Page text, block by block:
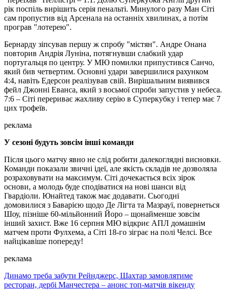
рік поспіль вирішить серія пенальті. Минулого разу Ман Сіті
сам пропустив від Арсенала на останніх хвилинах, а потім
програв "лотерею".
Бернарду зіпсував першу ж спробу "містян". Андре Онана
повторив Андрія Луніна, потягнувши слабкий удар
португальця по центру. У МЮ помилки припустився Санчо,
який бив четвертим. Основні удари завершилися рахунком
4:4, навіть Едерсон реалізував свій. Вирішальним виявився
фейл Джонні Еванса, який з восьмої спроби запустив у небеса.
7:6 – Сіті перериває жахливу серію в Суперкубку і тепер має 7
цих трофеїв.
реклама
У сезоні будуть зовсім інші команди
Після цього матчу явно не слід робити далекоглядні висновки.
Команди показали звичні ідеї, але якість складів не дозволяла
розраховувати на максимум. Сіті дочекається всіх зірок
основи, а молодь буде сподіватися на нові шанси від
Гвардіоли. Юнайтед також має додавати. Сьогодні
домовилися з Баварією щодо Де Лігта та Мазрауї, повернеться
Шоу, пізніше 60-мільйонний Йоро – щонайменше зовсім
інший захист. Вже 16 серпня МЮ відкриє АПЛ домашнім
матчем проти Фулхема, а Сіті 18-го зіграє на полі Челсі. Все
найцікавіше попереду!
реклама
Динамо треба забути Рейнджерс, Шахтар замовлятиме
ресторан, дербі Манчестера – анонс топ-матчів вікенду